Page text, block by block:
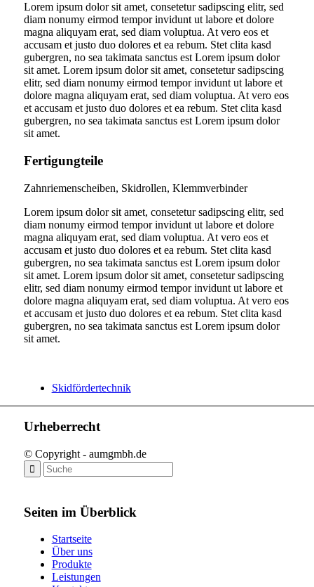
Lorem ipsum dolor sit amet, consetetur sadipscing elitr, sed
diam nonumy eirmod tempor invidunt ut labore et dolore
magna aliquyam erat, sed diam voluptua. At vero eos et
accusam et justo duo dolores et ea rebum. Stet clita kasd
gubergren, no sea takimata sanctus est Lorem ipsum dolor
sit amet. Lorem ipsum dolor sit amet, consetetur sadipscing
elitr, sed diam nonumy eirmod tempor invidunt ut labore et
dolore magna aliquyam erat, sed diam voluptua. At vero eos
et accusam et justo duo dolores et ea rebum. Stet clita kasd
gubergren, no sea takimata sanctus est Lorem ipsum dolor
sit amet.
Fertigungteile
Zahnriemenscheiben, Skidrollen, Klemmverbinder
Lorem ipsum dolor sit amet, consetetur sadipscing elitr, sed
diam nonumy eirmod tempor invidunt ut labore et dolore
magna aliquyam erat, sed diam voluptua. At vero eos et
accusam et justo duo dolores et ea rebum. Stet clita kasd
gubergren, no sea takimata sanctus est Lorem ipsum dolor
sit amet. Lorem ipsum dolor sit amet, consetetur sadipscing
elitr, sed diam nonumy eirmod tempor invidunt ut labore et
dolore magna aliquyam erat, sed diam voluptua. At vero eos
et accusam et justo duo dolores et ea rebum. Stet clita kasd
gubergren, no sea takimata sanctus est Lorem ipsum dolor
sit amet.
Skidfördertechnik
Urheberrecht
© Copyright - aumgmbh.de
Seiten im Überblick
Startseite
Über uns
Produkte
Leistungen